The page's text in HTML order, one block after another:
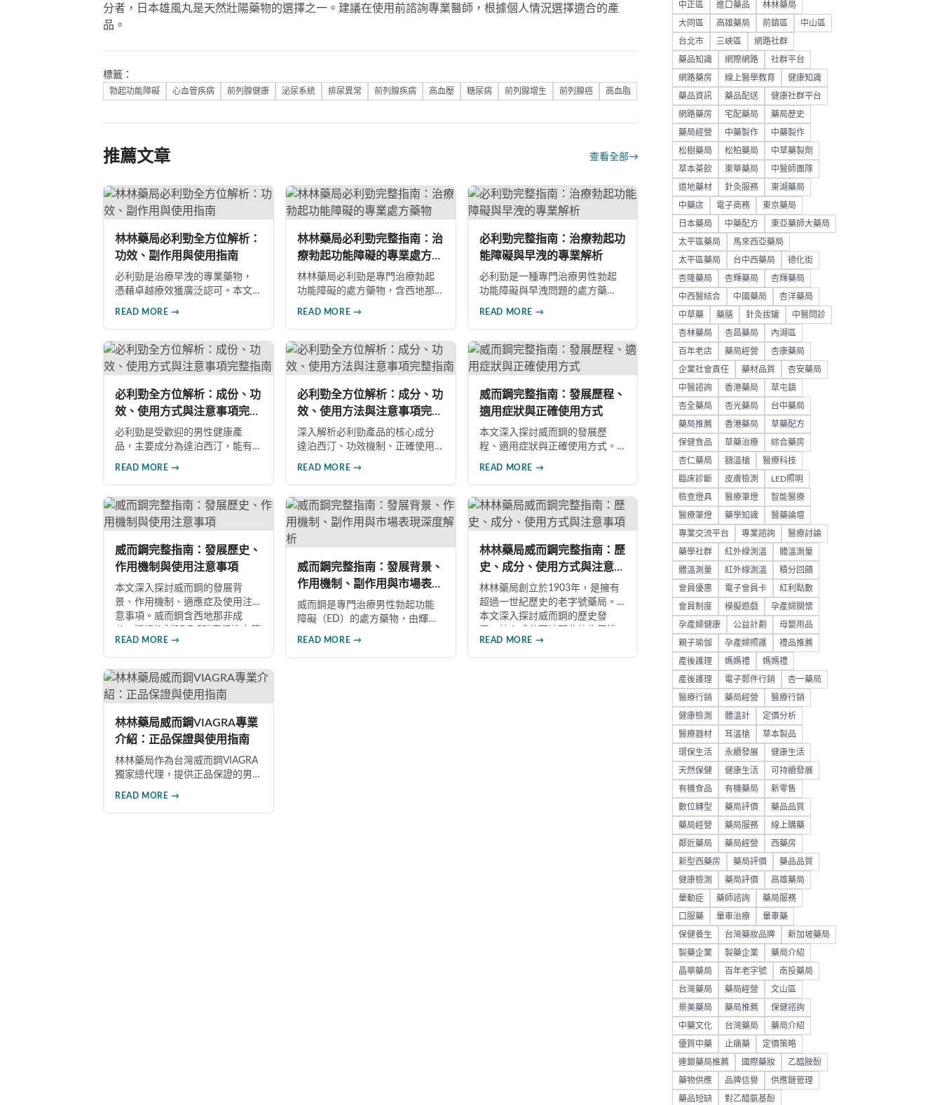
分者，
日本雄風丸是天然壯陽藥物的選擇之一。建議在使用前諮詢專業醫師，根據個人情況選擇適合的產
品。
標籤：
勃起功能障礙 心血管疾病 前列腺健康 泌尿系統 排尿異常 前列腺疾病 高血壓 糖尿病 前列腺增生 前列腺癌 高血脂
推薦文章 查看全部→
林林藥局必利勁全方位解析：
功效、副作用與使用指南
必利勁是治療早洩的專業藥物，
憑藉卓越療效獲廣泛認可。本文
出明智選擇。
READ MORE →
林林藥局必利勁完整指南：治
療勃起功能障礙的專業處方藥
物
林林藥局必利勁是專門治療勃起
功能障礙的處方藥物，含西地那
者全面了解此藥物的快速起效、
長效持續等優勢，以及使用時需
注意的副作用與安全事項。
READ MORE →
必利勁完整指南：治療勃起功
能障礙與早洩的專業解析
必利勁是一種專門治療男性勃起
功能障礙與早洩問題的處方藥
認知，了解如何安全使用此藥物
改善性功能問題。
READ MORE →
必利勁全方位解析：成份、功
效、使用方式與注意事項完整
指南
必利勁是受歡迎的男性健康產
品，主要成分為達泊西汀，能有
幫助男性朋友了解如何在醫師指
導下安全使用，提升性生活品質
並重拾自信。
READ MORE →
必利勁全方位解析：成分、功
效、使用方法與注意事項完整
指南
深入解析必利勁產品的核心成分
達泊西汀、功效機制、正確使用
男性增強產品的特性，在專業指
導下做出明智選擇，有效改善勃
READ MORE →
威而鋼完整指南：發展歷程、
適用症狀與正確使用方式
本文深入探討威而鋼的發展歷
程、適用症狀與正確使用方式。
使用注意事項、可能的副作用，
以及相關研究成果，幫助讀者全
面了解這類藥物並在醫師指導下
做出明智決定。
READ MORE →
威而鋼完整指南：發展歷史、
作用機制與使用注意事項
本文深入探討威而鋼的發展背
景、作用機制、適應症及使用注
意事項。威而鋼含西地那非成
擴張，有效治療男性勃起功能障
礙。使用前應經醫師評估，注意
禁忌症與副作用，確保用藥安
READ MORE →
威而鋼完整指南：發展背景、
作用機制、副作用與市場表現
深度解析
威而鋼是專門治療男性勃起功能
障礙（ED）的處方藥物，由輝瑞
READ MORE →
林林藥局威而鋼完整指南：歷
史、成分、使用方式與注意事
項
林林藥局創立於1903年，是擁有
超過一世紀歷史的老字號藥局。
本文深入探討威而鋼的歷史發
制、正確使用方式（50mg與
100mg規格選擇）、服用注意事
READ MORE →
林林藥局威而鋼VIAGRA專業
介紹：正品保證與使用指南
林林藥局作為台灣威而鋼VIAGRA
獨家總代理，提供正品保證的男
READ MORE →
中正區 進口藥品 林林藥局
大同區 高雄藥局 前鎮區 中山區
台北市 三峽區 網路社群
藥品知識 網際網路 社群平台
網路藥房 線上醫學教育 健康知識
藥品資訊 藥品配送 健康社群平台
網路藥房 宅配藥局 藥局歷史
藥局經營 中藥製作 中藥製作
松樹藥局 松柏藥局 中草藥製劑
草本茶飲 東華藥局 中醫師團隊
道地藥材 針灸服務 東湖藥局
中藥店 電子商務 東京藥局
日本藥局 中藥配方 東亞藥師大藥局
太平區藥局 馬來西亞藥局
太平區藥局 台中西藥局 德化街
杏隆藥局 杏輝藥局 杏輝藥局
中西醫結合 中國藥局 杏洋藥局
中草藥 藥膳 針灸拔罐 中醫問診
杏林藥局 杏昌藥局 內湖區
百年老店 藥局經營 杏康藥局
企業社會責任 藥材品質 杏安藥局
中醫諮詢 香港藥局 草屯鎮
杏全藥局 杏光藥局 台中藥局
藥局推薦 香港藥局 草藥配方
保健食品 草藥治療 綜合藥房
杏仁藥局 額溫槍 醫療科技
臨床診斷 皮膚檢測 LED照明
檢查燈具 醫療筆燈 智能醫療
醫療筆燈 藥學知識 醫藥論壇
專業交流平台 專業諮詢 醫療討論
藥學社群 紅外線測溫 體溫測量
體溫測量 紅外線測溫 積分回饋
會員優惠 電子會員卡 紅利點數
會員制度 模擬遊戲 孕產婦關懷
孕產婦健康 公益計劃 母嬰用品
親子瑜伽 孕產婦照護 禮品推薦
產後護理 媽媽禮 媽媽禮
產後護理 電子郵件行銷 杏一藥局
醫療行銷 藥局經營 醫療行銷
健康檢測 體溫計 定價分析
醫療器材 耳溫槍 草本製品
環保生活 永續發展 健康生活
天然保健 健康生活 可持續發展
有機食品 有機藥局 新零售
數位轉型 藥局評價 藥品品質
藥局經營 藥局服務 線上購藥
鄰近藥局 藥局經營 西藥房
新型西藥房 藥局評價 藥品品質
健康檢測 藥局評價 高雄藥局
暈動症 藥師諮詢 藥局服務
口服藥 暈車治療 暈車藥
保健養生 台灣藥妝品牌 新加坡藥局
製藥企業 製藥企業 藥局介紹
晶華藥局 百年老字號 南投藥局
台灣藥局 藥局經營 文山區
景美藥局 藥局推薦 保健諮詢
中藥文化 台灣藥局 藥局介紹
優質中藥 止痛藥 定價策略
連鎖藥局推薦 國際藥妝 乙醯胺酚
藥物供應 品牌信譽 供應鏈管理
藥品短缺 對乙醯氨基酚